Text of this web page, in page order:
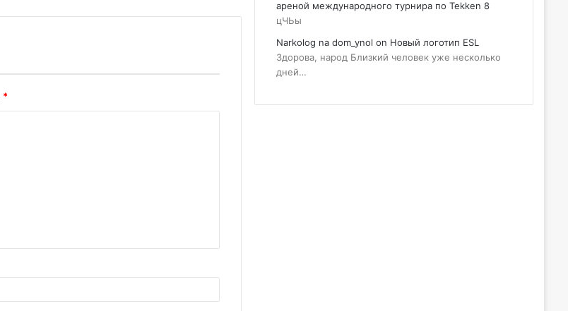
*
ареной международного турнира по Tekken 8
цЧЬы
Narkolog na dom_ynol on Новый логотип ESL
Здорова, народ Близкий человек уже несколько
дней…